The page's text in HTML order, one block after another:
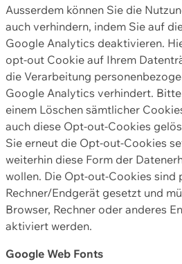
Ausserdem können Sie die
auch verhindern, indem Sie auf
Google Analytics deaktivieren.
opt-out Cookie auf Ihrem
die Verarbeitung
Google Analytics verhindert.
einem Löschen sämtlicher
auch diese Opt-out-Cookies
Sie erneut die Opt-out-Cookies
weiterhin diese Form der
wollen. Die Opt-out-Cookies sind
Rechner/Endgerät gesetzt und
Browser, Rechner oder anderes
aktiviert werden.
Google Web Fonts